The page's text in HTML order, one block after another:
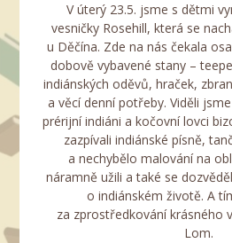
V úterý 23.5. jsme s dětmi
vesničky Rosehill, která se
u Děčína. Zde na nás čekala
dobově vybavené stany –
indiánských oděvů, hraček,
a věcí denní potřeby. Viděli
prérijní indiáni a kočovní lovci
zazpívali indiánské písně,
a nechybělo malování na
náramně užili a také se
o indiánském životě. A
za zprostředkování krásného
Lom.